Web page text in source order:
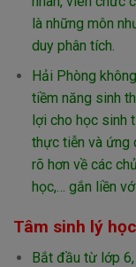
là những môn
duy phân tích.
Hải Phòng
tiềm năng sinh
lợi cho học sinh
thực tiễn và ứng
rõ hơn về các
học,… gắn liền
Tâm sinh lý
Bắt đầu từ lớp